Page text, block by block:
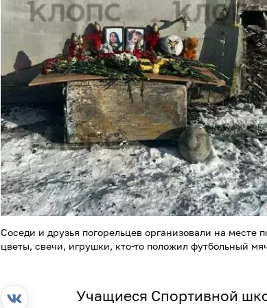
Соседи и друзья погорельцев организовали на
цветы, свечи, игрушки, кто-то положил футбольный
Учащиеся Спортивной